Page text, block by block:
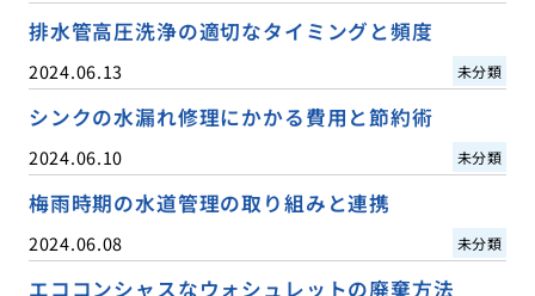
排水管高圧洗浄の適切なタイミングと頻度
2024.06.13 未分類
シンクの水漏れ修理にかかる費用と節約術
2024.06.10 未分類
梅雨時期の水道管理の取り組みと連携
2024.06.08 未分類
エココンシャスなウォシュレットの廃棄方法